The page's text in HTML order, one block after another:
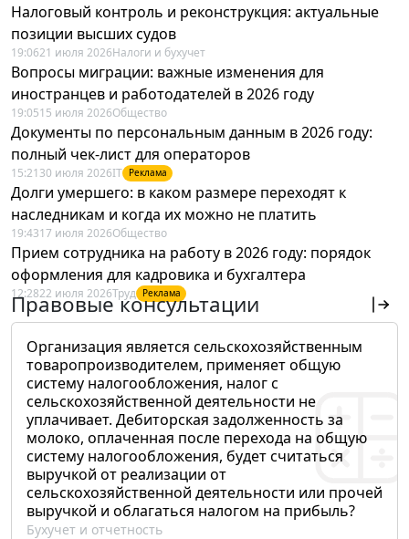
Налоговый контроль и реконструкция: актуальные
позиции высших судов
19:0621 июля 2026Налоги и бухучет
Вопросы миграции: важные изменения для
иностранцев и работодателей в 2026 году
19:0515 июля 2026Общество
Документы по персональным данным в 2026 году:
полный чек-лист для операторов
15:21 30 июля 2026IT Реклама
Долги умершего: в каком размере переходят к
наследникам и когда их можно не платить
19:4317 июля 2026Общество
Прием сотрудника на работу в 2026 году: порядок
оформления для кадровика и бухгалтера
12:2822 июля 2026Труд Реклама
Правовые консультации
Организация является сельскохозяйственным
товаропроизводителем, применяет общую
систему налогообложения, налог с
сельскохозяйственной деятельности не
уплачивает. Дебиторская задолженность за
молоко, оплаченная после перехода на общую
систему налогообложения, будет считаться
выручкой от реализации от
сельскохозяйственной деятельности или прочей
выручкой и облагаться налогом на прибыль?
Бухучет и отчетность